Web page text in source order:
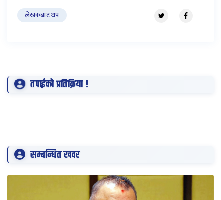
लेखकबाट थप
तपाईको प्रतिक्रिया !
सम्बन्धित खवर